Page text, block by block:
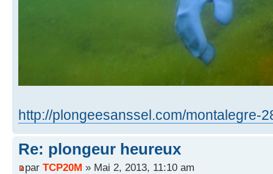
http://plongeesanssel.com/montalegre-
Re: plongeur heureux
par TCP20M » Mai 2, 2013, 11:10 am